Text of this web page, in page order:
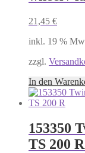
21,45 €
inkl. 19 %
zzgl.
In den
153350
TS 200